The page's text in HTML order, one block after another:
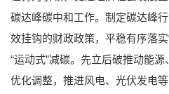
碳达峰碳中和工作。制定碳达峰
效挂钩的财政政策，平稳有序落实
“运动式”减碳。先立后破推动能
优化调整，推进风电、光伏发电